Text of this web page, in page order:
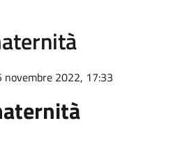
novembre 2022, 17:33